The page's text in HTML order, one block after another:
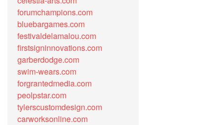
forumchampions.com
bluebargames.com
festivaldelamalou.com
firstsigninnovations.com
garberdodge.com
swim-wears.com
forgrantedmedia.com
peolpstar.com
tylerscustomdesign.com
carworksonline.com